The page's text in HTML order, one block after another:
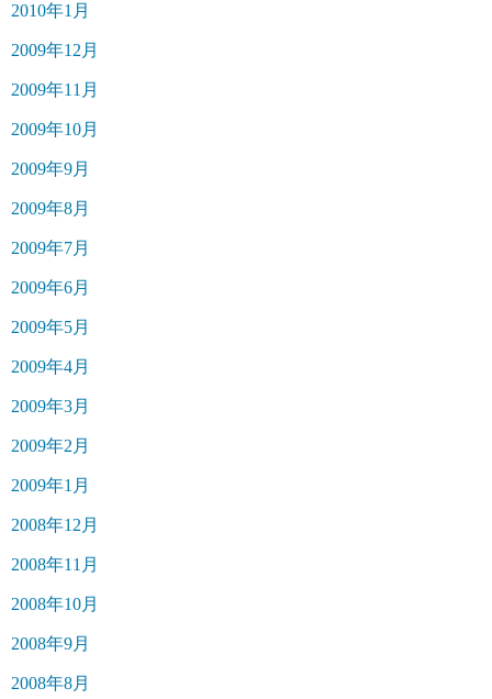
2010年1月
2009年12月
2009年11月
2009年10月
2009年9月
2009年8月
2009年7月
2009年6月
2009年5月
2009年4月
2009年3月
2009年2月
2009年1月
2008年12月
2008年11月
2008年10月
2008年9月
2008年8月